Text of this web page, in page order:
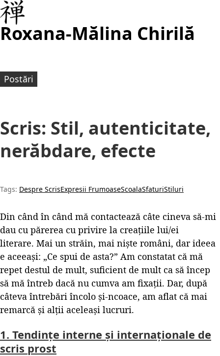
Roxana-Mălina Chirilă
Postări
Scris: Stil, autenticitate,
nerăbdare, efecte
Tags: Despre ScrisExpresii FrumoaseScoalaSfaturiStiluri
Din când în când mă contactează câte cineva să-mi
dau cu părerea cu privire la creațiile lui/ei
literare. Mai un străin, mai niște români, dar ideea
e aceeași: „Ce spui de asta?” Am constatat că mă
repet destul de mult, suficient de mult ca să încep
să mă întreb dacă nu cumva am fixații. Dar, după
câteva întrebări încolo și-ncoace, am aflat că mai
remarcă și alții aceleași lucruri.
1. Tendințe interne și internaționale de
scris prost